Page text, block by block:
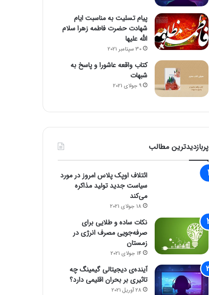
پیام تسلیت به مناسبت ایام
شهادت حضرت فاطمه زهرا سلام
الله علیها
30 سپتامبر 2021
کتاب واقعه عاشورا و پاسخ به
شبهات
9 جولای 2021
پربازدیدترین مطالب
ائتلاف اوپک پلاس امروز در مورد
سیاست جدید تولید مذاکره
می‌کند
18 جولای 2021
نکات ساده و طلایی برای
صرفه‌جویی مصرف انرژی در
زمستان
14 جولای 2021
آینده‌ی دیجیتالی گیمینگ چه
تاثیری بر بحران اقلیمی دارد؟
28 آوریل 2021